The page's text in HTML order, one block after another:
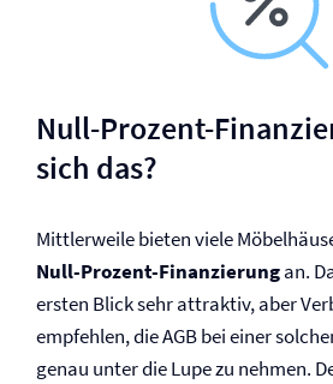
Null-Prozent-
sich das?
Mittlerweile bieten viele
Null-Prozent-Finanzierungan.
ersten Blick sehr attraktiv, aber
empfehlen, die AGB bei einer
genau unter die Lupe zu nehmen.